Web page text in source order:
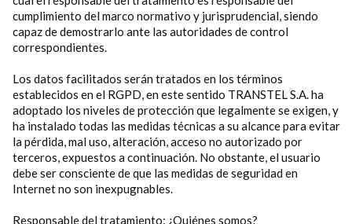
cumplimiento del marco normativo y jurisprudencial, siendo
capaz de demostrarlo ante las autoridades de control
correspondientes.
Los datos facilitados serán tratados en los términos
establecidos en el RGPD, en este sentido TRANSTEL S.A. ha
adoptado los niveles de protección que legalmente se exigen, y
ha instalado todas las medidas técnicas a su alcance para evitar
la pérdida, mal uso, alteración, acceso no autorizado por
terceros, expuestos a continuación. No obstante, el usuario
debe ser consciente de que las medidas de seguridad en
Internet no son inexpugnables.
Responsable del tratamiento: ¿Quiénes somos?